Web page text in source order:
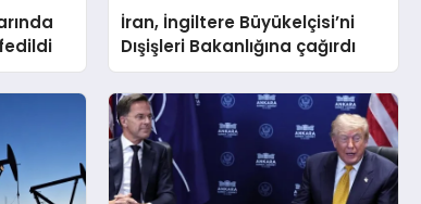
İran, İngiltere Büyükelçisi’ni
Dışişleri Bakanlığına çağırdı